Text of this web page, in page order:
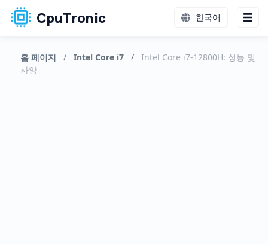
CpuTronic 한국어
홈 페이지 / Intel Core i7 /
Intel Core i7-12800H: 성능 및
사양